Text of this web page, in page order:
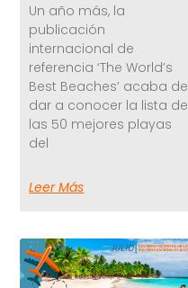
Un año más, la
publicación
internacional de
referencia ‘The World’s
Best Beaches’ acaba de
dar a conocer la lista de
las 50 mejores playas
del
Leer Más